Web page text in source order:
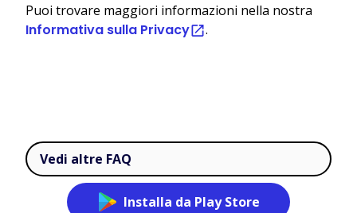
Puoi trovare maggiori informazioni nella nostra
Informativa sulla Privacy .
Vedi altre FAQ
Installa da Play Store